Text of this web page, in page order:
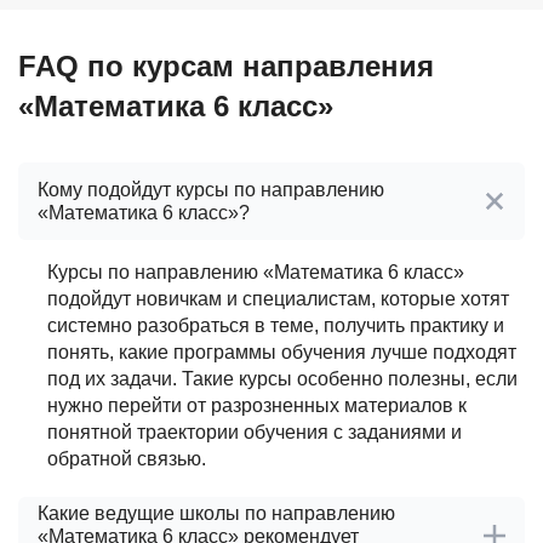
FAQ по курсам направления
«Математика 6 класс»
Кому подойдут курсы по направлению
«Математика 6 класс»?
Курсы по направлению «Математика 6 класс»
подойдут новичкам и специалистам, которые хотят
системно разобраться в теме, получить практику и
понять, какие программы обучения лучше подходят
под их задачи. Такие курсы особенно полезны, если
нужно перейти от разрозненных материалов к
понятной траектории обучения с заданиями и
обратной связью.
Какие ведущие школы по направлению
«Математика 6 класс» рекомендует